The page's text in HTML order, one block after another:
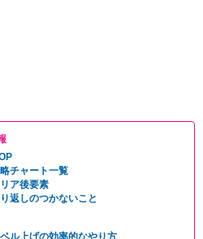
チャート一覧
ア後要素
返しのつかないこと